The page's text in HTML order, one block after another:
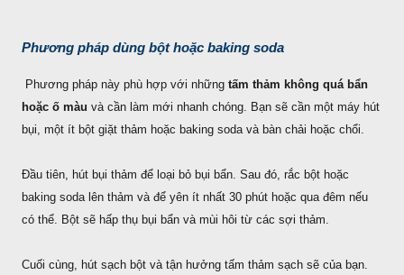
Phương pháp dùng bột hoặc baking soda
Phương pháp này phù hợp với những tấm thảm không quá bẩn
hoặc ố màu và cần làm mới nhanh chóng. Bạn sẽ cần một máy hút
bụi, một ít bột giặt thảm hoặc baking soda và bàn chải hoặc chổi.
Đầu tiên, hút bụi thảm để loại bỏ bụi bẩn. Sau đó, rắc bột hoặc
baking soda lên thảm và để yên ít nhất 30 phút hoặc qua đêm nếu
có thể. Bột sẽ hấp thụ bụi bẩn và mùi hôi từ các sợi thảm.
Cuối cùng, hút sạch bột và tận hưởng tấm thảm sạch sẽ của bạn.